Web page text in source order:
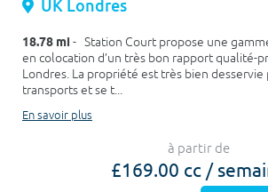
UK Londres
18.78 mi - Station Court propose une
en colocation d’un très bon rapport qualité-
Londres. La propriété est très bien desservie
transports et se t...
En savoir plus
à partir de
£169.00 cc /